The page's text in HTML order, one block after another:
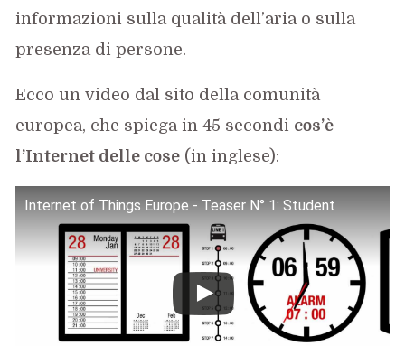
informazioni sulla qualità dell’aria o sulla
presenza di persone.
Ecco un video dal sito della comunità
europea, che spiega in 45 secondi cos’è
l’Internet delle cose (in inglese):
Internet of Things Europe - Teaser N° 1: Student